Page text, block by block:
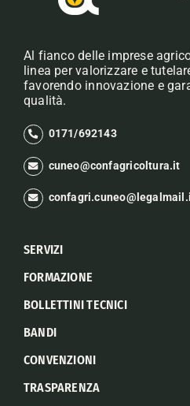
Al fianco delle imprese
linea per valorizzare e
favorendo innovazione e
qualità.
0171/692143
cuneo@confagricoltura.it
SERVIZI
FORMAZIONE
BOLLETTINI TECNICI
BANDI
CONVENZIONI
TRASPARENZA